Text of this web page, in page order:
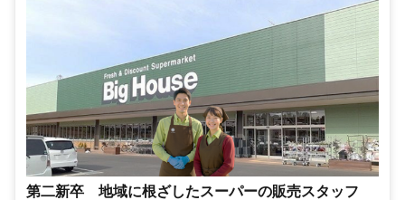
第二新卒 地域に根ざしたスーパーの販売スタッフ